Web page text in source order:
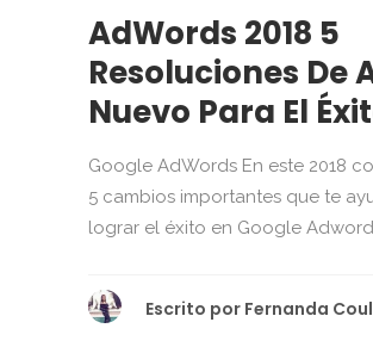
AdWords 2018 5
Resoluciones De
Nuevo Para El
Google AdWords En este 2018
5 cambios importantes que te
lograr el éxito en Google
Escrito por Fernanda